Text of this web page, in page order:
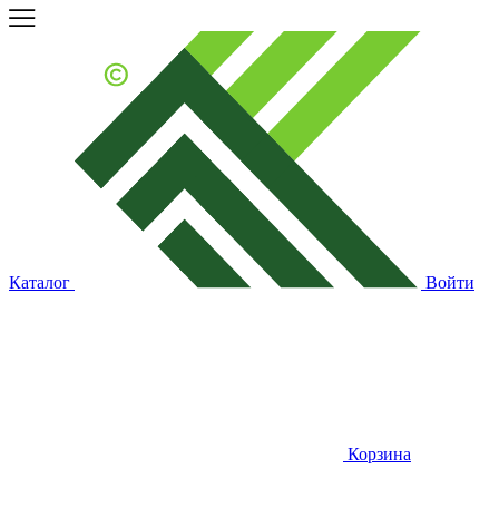
Каталог Войти
Корзина